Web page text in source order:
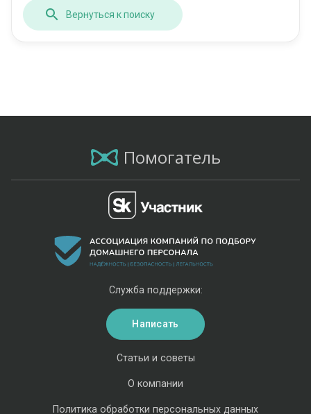
Вернуться к поиску
Помогатель
Статьи и советы
О компании
Политика обработки персональных данных
Служба поддержки:
Написать